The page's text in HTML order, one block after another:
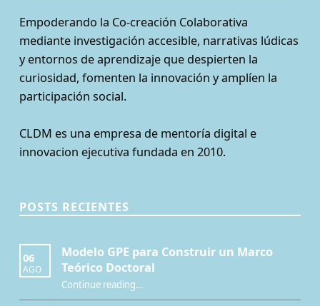
Empoderando la Co-creación Colaborativa
mediante investigación accesible, narrativas lúdicas
y entornos de aprendizaje que despierten la
curiosidad, fomenten la innovación y amplíen la
participación social.
CLDM es una empresa de mentoría digital e
innovacion ejecutiva fundada en 2010.
POSTS RECIENTES
06
AGO
Modelo GPE para Construir un Marco
Teórico Doctoral
Continue reading“Modelo GPE para Construir un Marco Teórico Doctoral”
…